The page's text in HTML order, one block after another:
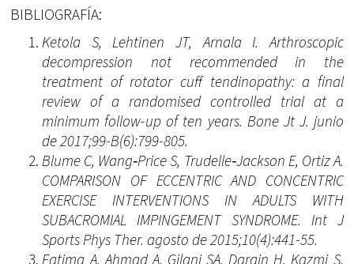
BIBLIOGRAFÍA:
Ketola S, Lehtinen JT, Arnala I. Arthroscopic
decompression not recommended in the
treatment of rotator cuff tendinopathy: a final
review of a randomised controlled trial at a
minimum follow-up of ten years. Bone Jt J. junio
de 2017;99-B(6):799-805.
Blume C, Wang‐Price S, Trudelle‐Jackson E, Ortiz A.
COMPARISON OF ECCENTRIC AND CONCENTRIC
EXERCISE INTERVENTIONS IN ADULTS WITH
SUBACROMIAL IMPINGEMENT SYNDROME. Int J
Sports Phys Ther. agosto de 2015;10(4):441-55.